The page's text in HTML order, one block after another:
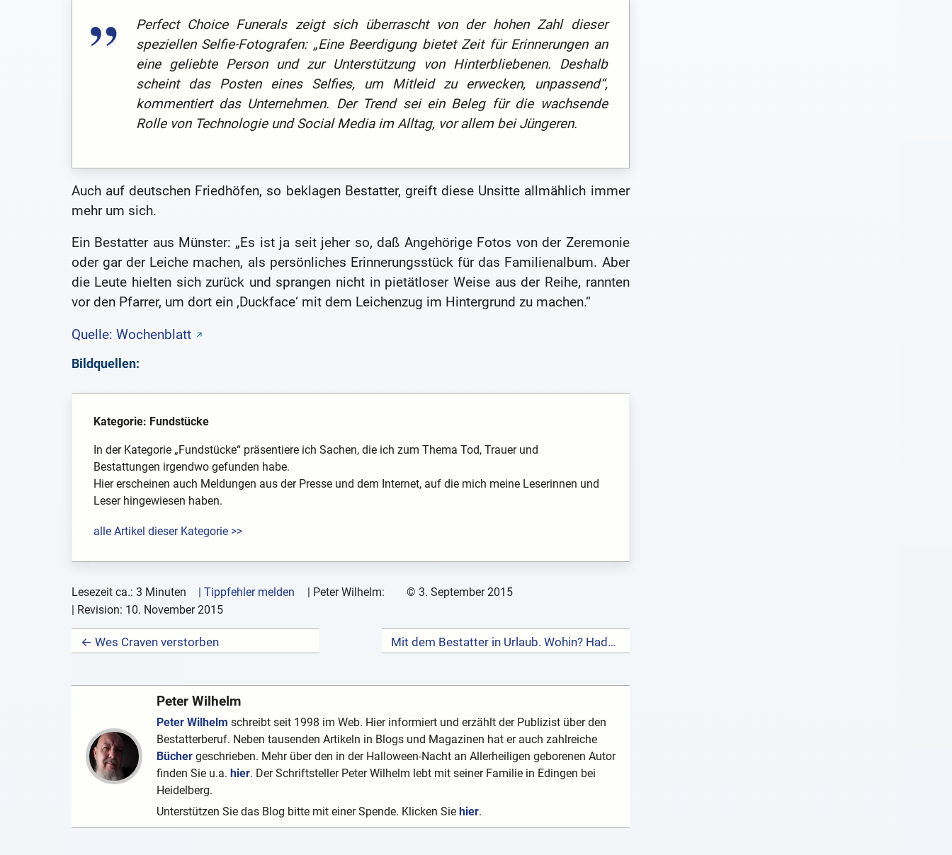
Perfect Choice Funerals zeigt sich überrascht von der hohen Zahl dieser
speziellen Selfie-Fotografen: „Eine Beerdigung bietet Zeit für Erinnerungen an
eine geliebte Person und zur Unterstützung von Hinterbliebenen. Deshalb
scheint das Posten eines Selfies, um Mitleid zu erwecken, unpassend“,
kommentiert das Unternehmen. Der Trend sei ein Beleg für die wachsende
Rolle von Technologie und Social Media im Alltag, vor allem bei Jüngeren.
Auch auf deutschen Friedhöfen, so beklagen Bestatter, greift diese Unsitte allmählich immer
mehr um sich.
Ein Bestatter aus Münster: „Es ist ja seit jeher so, daß Angehörige Fotos von der Zeremonie
oder gar der Leiche machen, als persönliches Erinnerungsstück für das Familienalbum. Aber
die Leute hielten sich zurück und sprangen nicht in pietätloser Weise aus der Reihe, rannten
vor den Pfarrer, um dort ein ‚Duckface‘ mit dem Leichenzug im Hintergrund zu machen.“
Quelle: Wochenblatt
Bildquellen:
Kategorie: Fundstücke
In der Kategorie „Fundstücke“ präsentiere ich Sachen, die ich zum Thema Tod, Trauer und
Bestattungen irgendwo gefunden habe.
Hier erscheinen auch Meldungen aus der Presse und dem Internet, auf die mich meine Leserinnen und
Leser hingewiesen haben.
alle Artikel dieser Kategorie >>
Lesezeit ca.: 3 Minuten | Tippfehler melden Peter Wilhelm: © 3. September 2015
| Revision: 10. November 2015
← Wes Craven verstorben Mit dem Bestatter in Urlaub. Wohin? Hades? Jenseits? →
Peter Wilhelm
Peter Wilhelm schreibt seit 1998 im Web. Hier informiert und erzählt der Publizist über den
Bestatterberuf. Neben tausenden Artikeln in Blogs und Magazinen hat er auch zahlreiche
Büchergeschrieben. Mehr über den in der Halloween-Nacht an Allerheiligen geborenen Autor
finden Sie u.a. hier. Der Schriftsteller Peter Wilhelm lebt mit seiner Familie in Edingen bei
Heidelberg.
Unterstützen Sie das Blog bitte mit einer Spende. Klicken Sie hier.